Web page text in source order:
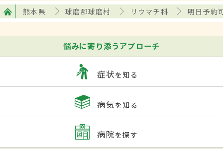
熊本県 球磨郡球磨村 リウマチ科 明日予約
悩みに寄り添うアプローチ
症状を知る
病気を知る
病院を探す